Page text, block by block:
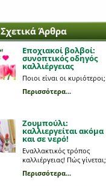
Σχετικά Άρθρα
Εποχιακοί βολβοί:
συνοπτικός οδηγός
καλλιέργειας
Ποιοι είναι οι κυριότεροι;
Περισσότερα...
Ζουμπούλι:
καλλιεργείται ακόμα
και σε νερό!
Εναλλακτικός τρόπος
καλλιέργειας! Πώς γίνεται;
Περισσότερα...